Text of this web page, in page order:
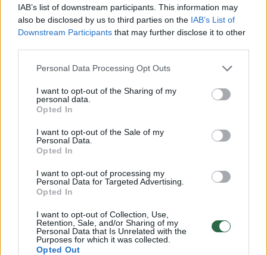
IAB’s list of downstream participants. This information may
also be disclosed by us to third parties on the IAB’s List of
Downstream Participants that may further disclose it to other
Personal Data Processing Opt Outs
I want to opt-out of the Sharing of my
personal data.
Opted In
I want to opt-out of the Sale of my
Personal Data.
Opted In
I want to opt-out of processing my
Personal Data for Targeted Advertising.
Opted In
I want to opt-out of Collection, Use,
Retention, Sale, and/or Sharing of my
Personal Data that Is Unrelated with the
Purposes for which it was collected.
Opted Out
Rodyti komentarus
Prisijungti komentatoriams